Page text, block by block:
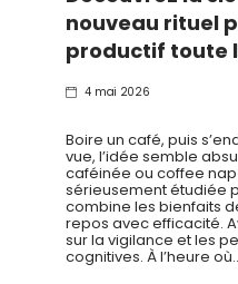
nouveau rituel
productif toute
4 mai 2026
Boire un café, puis
vue, l’idée semble
caféinée ou coffee
sérieusement étudiée
combine les bienfaits
repos avec efficacité.
sur la vigilance et les
cognitives. À l’heure